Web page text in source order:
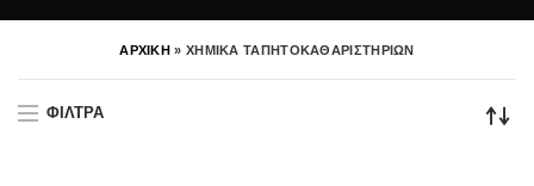
ΑΡΧΙΚΗ » ΧΗΜΙΚΑ ΤΑΠΗΤΟΚΑΘΑΡΙΣΤΗΡΙΩΝ
ΦΙΛΤΡΑ